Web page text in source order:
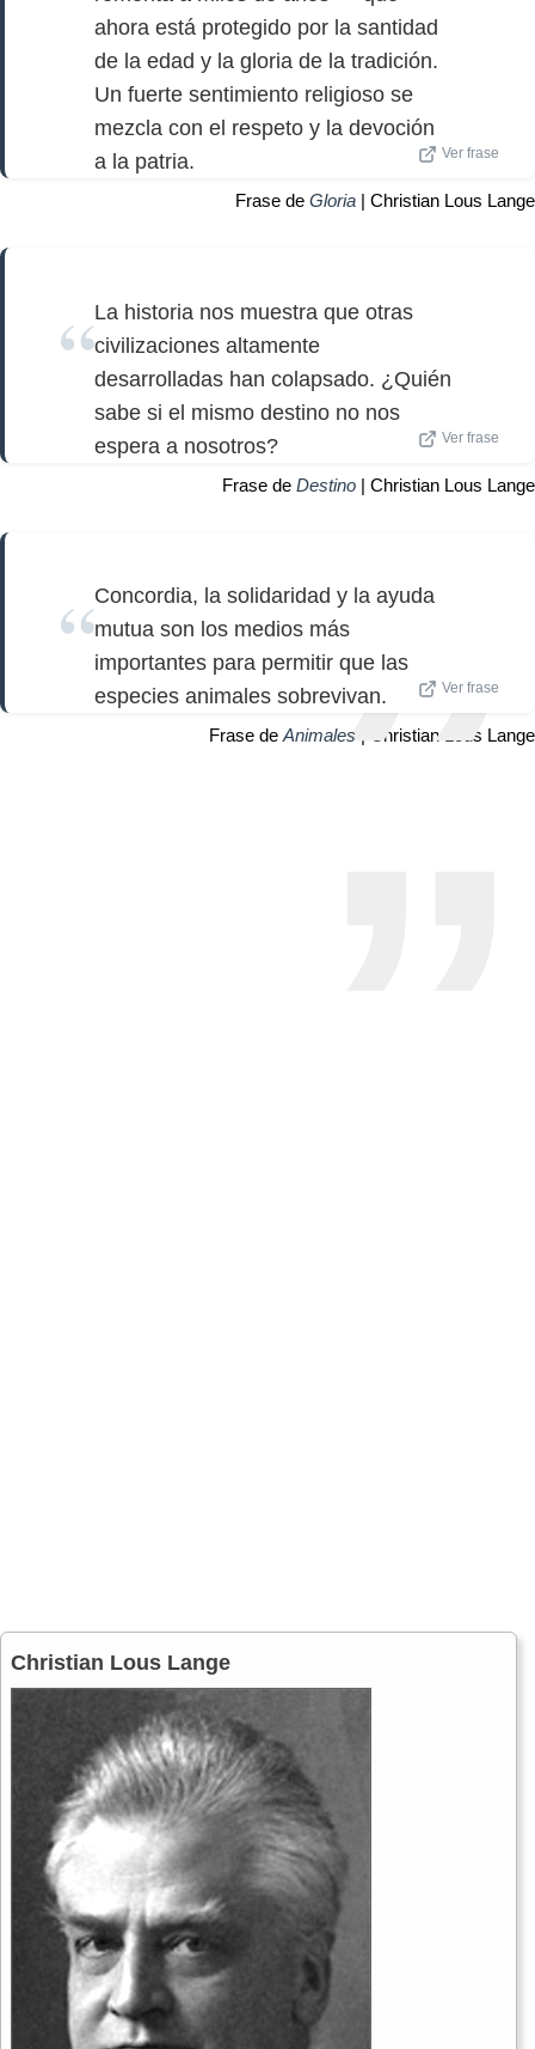
ahora está protegido por la santidad
de la edad y la gloria de la tradición.
Un fuerte sentimiento religioso se
mezcla con el respeto y la devoción
a la patria.
Ver frase
Frase de Gloria | Christian Lous Lange
La historia nos muestra que otras
civilizaciones altamente
desarrolladas han colapsado. ¿Quién
sabe si el mismo destino no nos
espera a nosotros?
Ver frase
Frase de Destino | Christian Lous Lange
Concordia, la solidaridad y la ayuda
mutua son los medios más
importantes para permitir que las
especies animales sobrevivan.
Ver frase
Frase de Animales | Christian Lous Lange
Christian Lous Lange